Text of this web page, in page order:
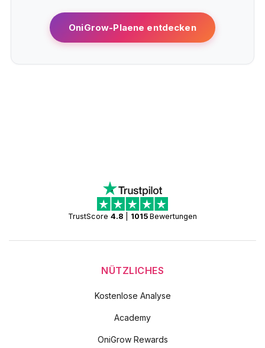
OniGrow-Plaene entdecken
TrustScore 4.8 1015 Bewertungen
NÜTZLICHES
Kostenlose Analyse
Academy
OniGrow Rewards